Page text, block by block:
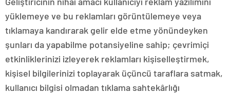
yüklemeye ve bu reklamları görüntülemeye veya
tıklamaya kandırarak gelir elde etme yönündeyken
şunları da yapabilme potansiyeline sahip; çevrimiçi
etkinliklerinizi izleyerek reklamları kişiselleştirmek,
kişisel bilgilerinizi toplayarak üçüncü taraflara satmak,
kullanıcı bilgisi olmadan tıklama sahtekârlığı